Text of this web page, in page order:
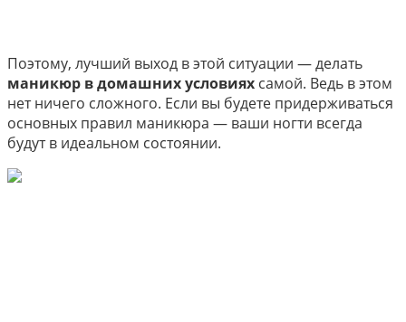
Поэтому, лучший выход в этой ситуации — делать
маникюр в домашних условиях самой. Ведь в этом
нет ничего сложного. Если вы будете придерживаться
основных правил маникюра — ваши ногти всегда
будут в идеальном состоянии.